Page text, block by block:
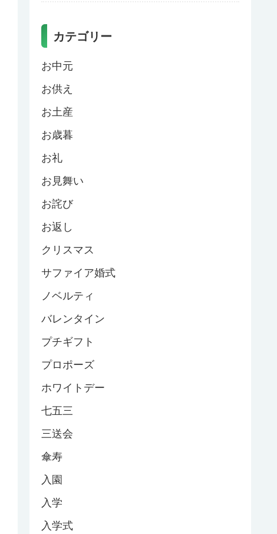
カテゴリー
お中元
お供え
お土産
お歳暮
お礼
お見舞い
お詫び
お返し
クリスマス
サファイア婚式
ノベルティ
バレンタイン
プチギフト
プロポーズ
ホワイトデー
七五三
三送会
傘寿
入園
入学
入学式